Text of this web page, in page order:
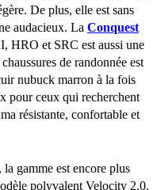
De plus, elle est sans
audacieux. La Conquest
HRO et SRC est aussi une
de randonnée est
nubuck marron à la fois
pour ceux qui recherchent
résistante, confortable et
la gamme est encore plus
polyvalent Velocity 2.0.